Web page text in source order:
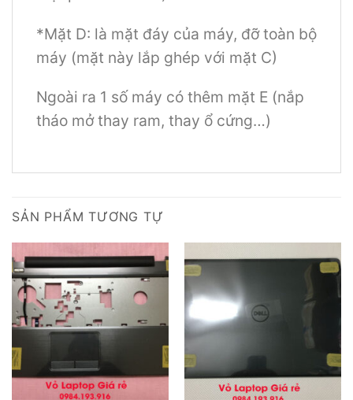
*Mặt D: là mặt đáy của máy, đỡ toàn bộ
máy (mặt này lắp ghép với mặt C)
Ngoài ra 1 số máy có thêm mặt E (nắp
tháo mở thay ram, thay ổ cứng…)
SẢN PHẨM TƯƠNG TỰ